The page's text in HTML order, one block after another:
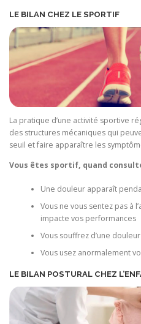
LE BILAN CHEZ LE SPORTIF
La pratique d’une activité sportive
des structures mécaniques qui
seuil et faire apparaître les
Vous êtes sportif, quand
Une douleur apparaît
Vous ne vous sentez pas à
impacte vos performances
Vous souffrez d’une
Vous usez anormalement
LE BILAN POSTURAL CHEZ